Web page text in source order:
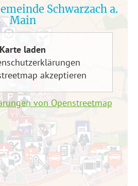
Schwarzach a.
Main
Karte laden
akzeptieren
von Openstreetmap